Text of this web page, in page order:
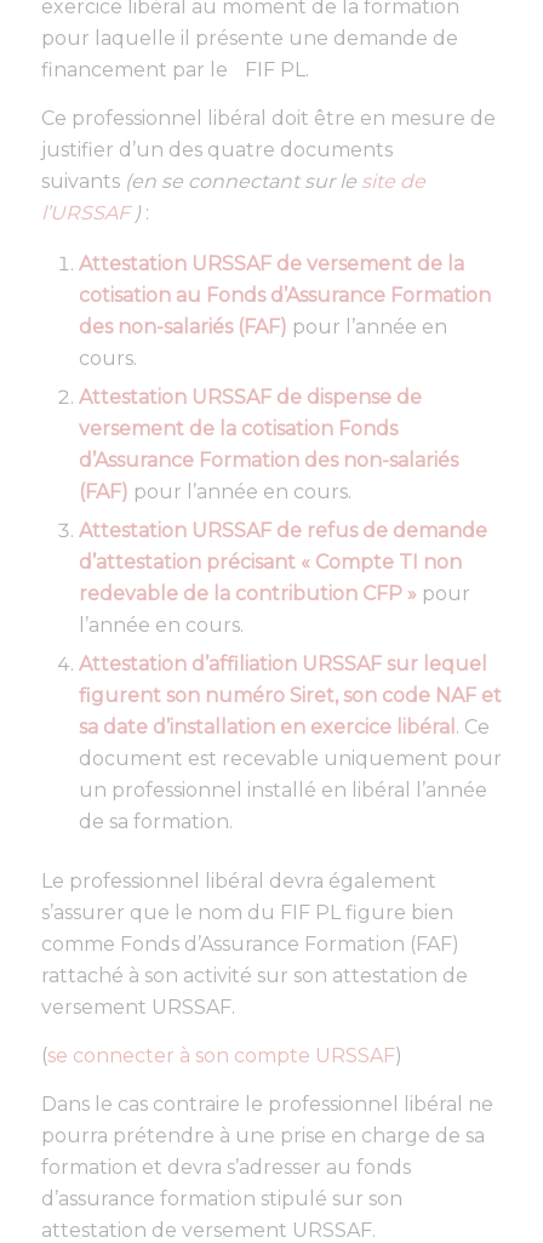
exercice libéral au moment de la formation
pour laquelle il présente une demande de
financement par le FIF PL.
Ce professionnel libéral doit être en mesure de
justifier d’un des quatre documents
suivants (en se connectant sur le site de
l’URSSAF):
Attestation URSSAF de versement de la
cotisation au Fonds d’Assurance Formation
des non-salariés (FAF) pour l’année en
cours.
Attestation URSSAF de dispense de
versement de la cotisation Fonds
d’Assurance Formation des non-salariés
(FAF) pour l’année en cours.
Attestation URSSAF de refus de demande
d’attestation précisant « Compte TI non
redevable de la contribution CFP »pour
l’année en cours.
Attestation d’affiliation URSSAF sur lequel
figurent son numéro Siret, son code NAF et
sa date d’installation en exercice libéral . Ce
document est recevable uniquement pour
un professionnel installé en libéral l’année
de sa formation.
Le professionnel libéral devra également
s’assurer que le nom du FIF PL figure bien
comme Fonds d’Assurance Formation (FAF)
rattaché à son activité sur son attestation de
versement URSSAF.
(se connecter à son compte URSSAF)
Dans le cas contraire le professionnel libéral ne
pourra prétendre à une prise en charge de sa
formation et devra s’adresser au fonds
d’assurance formation stipulé sur son
attestation de versement URSSAF.